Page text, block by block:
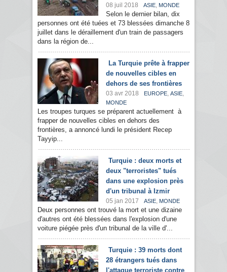
08 juil 2018 ASIE, MONDE
Selon le dernier bilan, dix
personnes ont été tuées et 73 blessées dimanche 8
juillet dans le déraillement d'un train de passagers
dans la région de...
La Turquie prête à frapper
de nouvelles cibles en
dehors de ses frontières
03 avr 2018 EUROPE, ASIE,
MONDE
Les troupes turques se préparent actuellement à
frapper de nouvelles cibles en dehors des
frontières, a annoncé lundi le président Recep
Tayyip...
Turquie : deux morts et
deux "terroristes" tués
dans une explosion près
d'un tribunal à Izmir
05 jan 2017 ASIE, MONDE
Deux personnes ont trouvé la mort et une dizaine
d'autres ont été blessées dans l'explosion d'une
voiture piégée près d'un tribunal de la ville d'...
Turquie : 39 morts dont
28 étrangers tués dans
l'attaque terroriste contre